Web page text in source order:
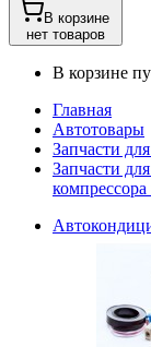
В корзине
нет товаров
В корзине
Главная
Автотовары
Запчасти
Запчасти